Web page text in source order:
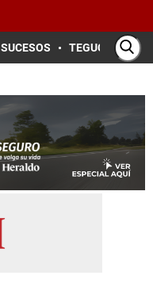
SUCESOS TEGUCIGALPA